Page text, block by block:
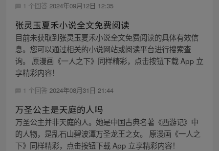
1 个回答 2024年09月12日 12:35
张灵玉夏禾小说全文免费阅读
目前未获取到张灵玉夏禾小说全文免费阅读的具体有效信
息。您可以通过相关的小说网站或阅读平台进行搜索查
询。 原漫画《一人之下》同样精彩，点击按钮下载 App 立
享精彩内容！
1 个回答 2024年08月31日 21:44
万圣公主是天庭的人吗
万圣公主并非天庭的人。她是中国古典名著《西游记》中
的人物，是乱石山碧波潭万圣龙王之女。 原漫画《一人之
下》同样精彩，点击按钮下载 App 立享精彩内容！